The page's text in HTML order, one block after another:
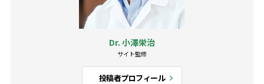
Dr. 小澤栄治
サイト監修
投稿者プロフィール